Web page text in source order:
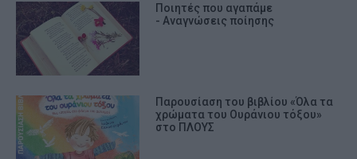
Ποιητές που αγαπάμε
- Αναγνώσεις ποίησης
Παρουσίαση του βιβλίου «Όλα τα
χρώματα του Ουράνιου τόξου»
στο ΠΛΟΥΣ